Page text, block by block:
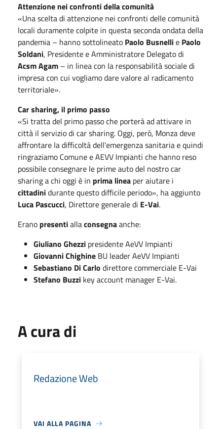
Attenzione nei confronti della comunità
«Una scelta di attenzione nei confronti delle comunità
locali duramente colpite in questa seconda ondata della
pandemia – hanno sottolineato Paolo Busnellie Paolo
Soldani, Presidente e Amministratore Delegato di
Acsm Agam – in linea con la responsabilità sociale di
impresa con cui vogliamo dare valore al radicamento
territoriale».
Car sharing, il primo passo
«Si tratta del primo passo che porterà ad attivare in
città il servizio di car sharing. Oggi, però, Monza deve
affrontare la difficoltà dell’emergenza sanitaria e quindi
ringraziamo Comune e AEVV Impianti che hanno reso
possibile consegnare le prime auto del nostro car
sharing a chi oggi è in prima linea per aiutare i
cittadinidurante questo difficile periodo», ha aggiunto
Luca Pascucci, Direttore generale di E-Vai.
Erano presentiallaconsegnaanche:
Giuliano Ghezzi presidente AeVV Impianti
Giovanni Chighine BU leader AeVV Impianti
Sebastiano Di Carlo direttore commerciale E-Vai
Stefano Buzzi key account manager E-Vai.
A cura di
Redazione Web
VAI ALLA PAGINA